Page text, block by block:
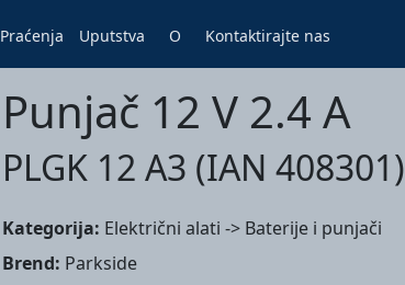
Praćenja Uputstva O Kontaktirajte nas
Punjač 12 V 2.4 A
PLGK 12 A3 (IAN 408301)
Kategorija: Električni alati -> Baterije i punjači
Brend: Parkside